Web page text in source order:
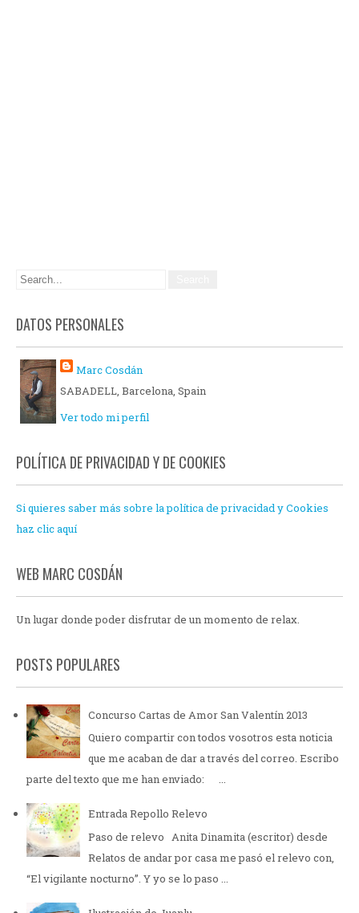
DATOS PERSONALES
Marc Cosdán
SABADELL, Barcelona, Spain
Ver todo mi perfil
POLÍTICA DE PRIVACIDAD Y DE COOKIES
Si quieres saber más sobre la política de privacidad y Cookies
haz clic aquí
WEB MARC COSDÁN
Un lugar donde poder disfrutar de un momento de relax.
POSTS POPULARES
Concurso Cartas de Amor San Valentín 2013
Quiero compartir con todos vosotros esta noticia
que me acaban de dar a través del correo. Escribo
parte del texto que me han enviado: ...
Entrada Repollo Relevo
Paso de relevo Anita Dinamita (escritor) desde
Relatos de andar por casa me pasó el relevo con,
“El vigilante nocturno”. Y yo se lo paso ...